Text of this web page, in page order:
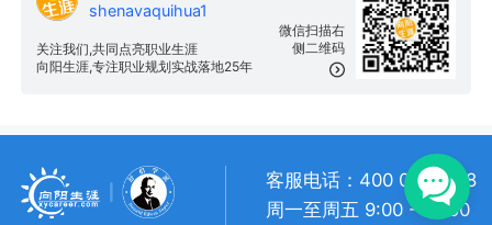
微信扫描右
侧二维码
shenavaquihua1
关注我们,共同点亮职业生涯
向阳生涯,专注职业规划实战落地25年
客服电话：400 057 1108
周一至周五 9:00 - 18:00